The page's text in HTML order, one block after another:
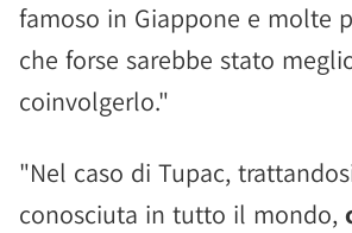
famoso in Giappone e molte
che forse sarebbe stato
coinvolgerlo."
"Nel caso di Tupac,
conosciuta in tutto il mondo,